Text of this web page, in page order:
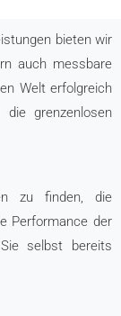
bieten wir
auch messbare
Welt erfolgreich
grenzenlosen
zu finden, die
Performance der
selbst bereits